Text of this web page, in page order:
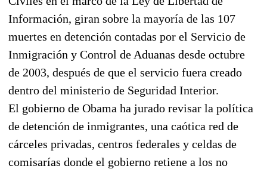
Información, giran sobre la mayoría de las 107
muertes en detención contadas por el Servicio de
Inmigración y Control de Aduanas desde octubre
de 2003, después de que el servicio fuera creado
dentro del ministerio de Seguridad Interior.
El gobierno de Obama ha jurado revisar la política
de detención de inmigrantes, una caótica red de
cárceles privadas, centros federales y celdas de
comisarías donde el gobierno retiene a los no